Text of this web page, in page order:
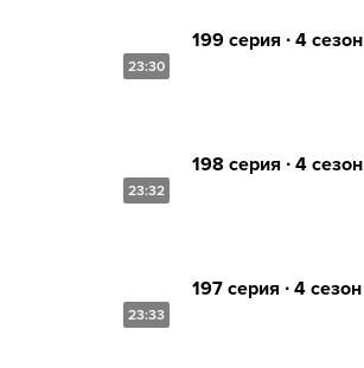
23:30
199 серия ∙ 4 сезон
23:32
198 серия ∙ 4 сезон
23:33
197 серия ∙ 4 сезон